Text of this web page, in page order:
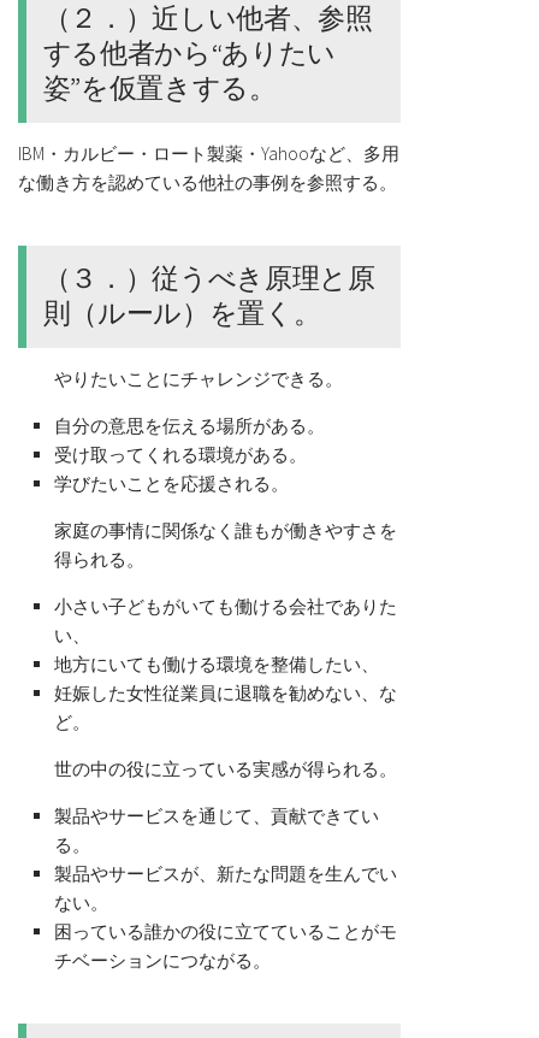
（２．）近しい他者、参照
する他者から“ありたい
姿”を仮置きする。
IBM・カルビー・ロート製薬・Yahooなど、多用
な働き方を認めている他社の事例を参照する。
（３．）従うべき原理と原
則（ルール）を置く。
やりたいことにチャレンジできる。
自分の意思を伝える場所がある。
受け取ってくれる環境がある。
学びたいことを応援される。
家庭の事情に関係なく誰もが働きやすさを
得られる。
小さい子どもがいても働ける会社でありた
い、
地方にいても働ける環境を整備したい、
妊娠した女性従業員に退職を勧めない、な
ど。
世の中の役に立っている実感が得られる。
製品やサービスを通じて、貢献できてい
る。
製品やサービスが、新たな問題を生んでい
ない。
困っている誰かの役に立てていることがモ
チベーションにつながる。